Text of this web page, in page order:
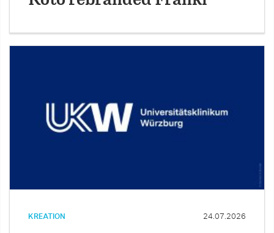
KREATION 24.07.2026